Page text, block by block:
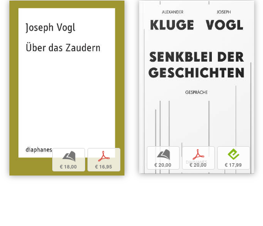
b
€ 18,00
p
€ 16,95
b
€ 20,00
p
€ 20,00
e
€ 17,99